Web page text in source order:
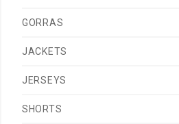
GORRAS
JACKETS
JERSEYS
SHORTS